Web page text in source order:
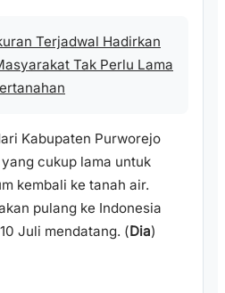
Terjadwal Hadirkan
Tak Perlu Lama
Kabupaten Purworejo
cukup lama untuk
kembali ke tanah air.
pulang ke Indonesia
Juli mendatang. (Dia)